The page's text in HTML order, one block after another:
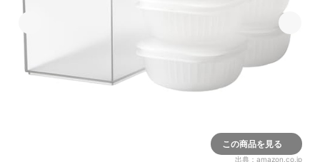
この商品を見る
出典： amazon.co.jp